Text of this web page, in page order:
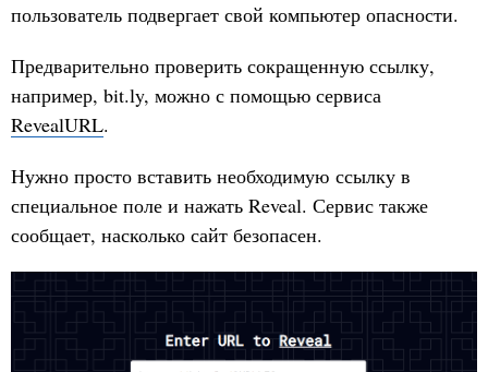
пользователь подвергает свой компьютер опасности.
Предварительно проверить сокращенную ссылку,
например, bit.ly, можно с помощью сервиса
RevealURL.
Нужно просто вставить необходимую ссылку в
специальное поле и нажать Reveal. Сервис также
сообщает, насколько сайт безопасен.